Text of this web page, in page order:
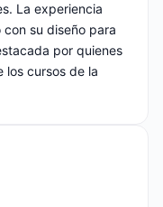
La experiencia
su diseño para
por quienes
cursos de la